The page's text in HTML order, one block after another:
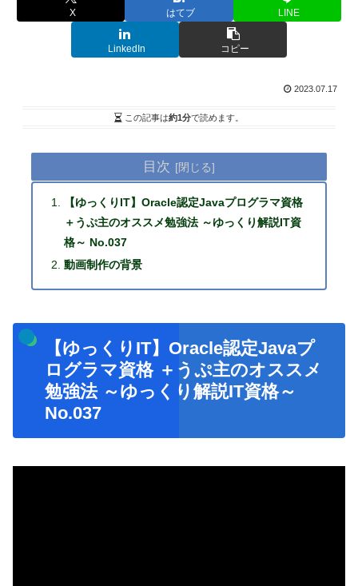
X はてブ LINE
LinkedIn コピー
2023.07.17
この記事は約1分で読めます。
目次
【ゆっくりIT】Oracle認定Javaプログラマ資格
＋うぷ主のオススメ勉強法 ～ゆっくり解説IT資
格～ No.037
動画制作の背景
【ゆっくりIT】Oracle認定Javaプ
ログラマ資格 ＋うぷ主のオススメ
勉強法 ～ゆっくり解説IT資格～
No.037